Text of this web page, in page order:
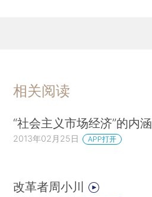
相关阅读
“社会主义市场经济”的内涵
2013年02月25日 APP打开
改革者周小川